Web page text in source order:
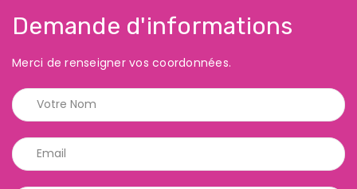
Demande d'informations
Merci de renseigner vos coordonnées.